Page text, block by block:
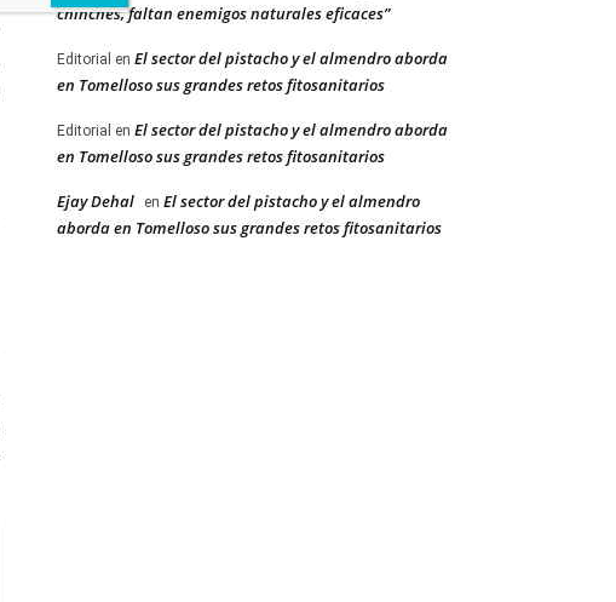
chinches, faltan enemigos naturales eficaces”
Editorial en El sector del pistacho y el almendro aborda
en Tomelloso sus grandes retos fitosanitarios
Editorial en El sector del pistacho y el almendro aborda
en Tomelloso sus grandes retos fitosanitarios
Ejay Dehal en El sector del pistacho y el almendro
aborda en Tomelloso sus grandes retos fitosanitarios